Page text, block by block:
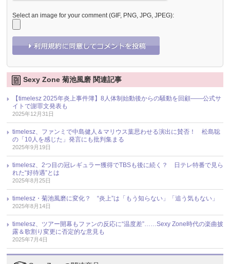
Select an image for your comment (GIF, PNG, JPG, JPEG):
Sexy Zone 菊池風磨 関連記事
【timelesz 2025年炎上事件簿】8人体制始動後からの騒動を回顧――公式サ
イトで謝罪文発表も
2025年12月31日
timelesz、ファンミで中島健人＆マリウス葉思わせる演出に賛否！ 松島聡
の「10人を感じた」発言にも批判集まる
2025年9月19日
timelesz、2つ目の冠レギュラー獲得でTBSも後に続く？ 日テレ特番で見ら
れた“好待遇”とは
2025年8月25日
timelesz・菊池風磨に変化？ “炎上”は「もう知らない」「追う気もない」
2025年8月14日
timelesz、ツアー開幕もファンの反応に“温度差”……Sexy Zone時代の楽曲披
露＆歌割り変更に否定的な意見も
2025年7月4日